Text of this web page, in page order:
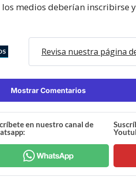
medios deberían inscribirse
Revisa nuestra página
Mostrar Comentarios
en nuestro canal de